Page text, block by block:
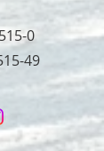
0
49